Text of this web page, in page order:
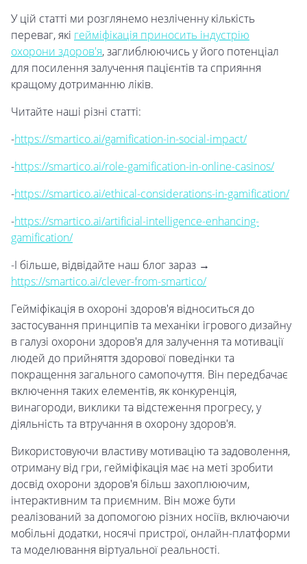
У цій статті ми розглянемо незліченну кількість
переваг, які гейміфікація приносить індустрію
охорони здоров'я, заглиблюючись у його потенціал
для посилення залучення пацієнтів та сприяння
кращому дотриманню ліків.
Читайте наші різні статті:
-https://smartico.ai/gamification-in-social-impact/
-https://smartico.ai/role-gamification-in-online-casinos/
-https://smartico.ai/ethical-considerations-in-gamification/
-https://smartico.ai/artificial-intelligence-enhancing-
gamification/
-І більше, відвідайте наш блог зараз →
https://smartico.ai/clever-from-smartico/
Гейміфікація в охороні здоров'я відноситься до
застосування принципів та механіки ігрового дизайну
в галузі охорони здоров'я для залучення та мотивації
людей до прийняття здорової поведінки та
покращення загального самопочуття. Він передбачає
включення таких елементів, як конкуренція,
винагороди, виклики та відстеження прогресу, у
діяльність та втручання в охорону здоров'я.
Використовуючи властиву мотивацію та задоволення,
отриману від гри, гейміфікація має на меті зробити
досвід охорони здоров'я більш захоплюючим,
інтерактивним та приємним. Він може бути
реалізований за допомогою різних носіїв, включаючи
мобільні додатки, носячі пристрої, онлайн-платформи
та моделювання віртуальної реальності.